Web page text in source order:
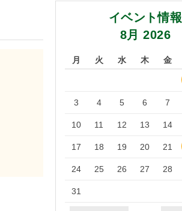
イベント情報
8月 2026
月 火 水 木 金
3 4 5 6 7
10 11 12 13 14
17 18 19 20 21
24 25 26 27 28
31